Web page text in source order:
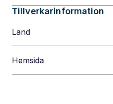
Tillverkarinformation
Land
Hemsida